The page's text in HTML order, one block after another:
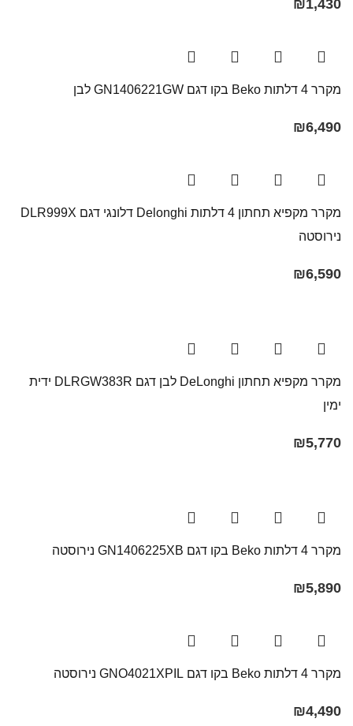
₪1,430
מקרר ‏4 דלתות Beko בקו ‏דגם GN1406221GW לבן
₪6,490
מקרר מקפיא תחתון 4 דלתות Delonghi דלונגי דגם DLR999X
נירוסטה
₪6,590
מקרר מקפיא תחתון DeLonghi לבן דגם DLRGW383R ידית
ימין
₪5,770
מקרר ‏4 דלתות Beko בקו ‏דגם GN1406225XB נירוסטה
₪5,890
מקרר ‏4 דלתות Beko בקו ‏דגם GNO4021XPIL נירוסטה
₪4,490